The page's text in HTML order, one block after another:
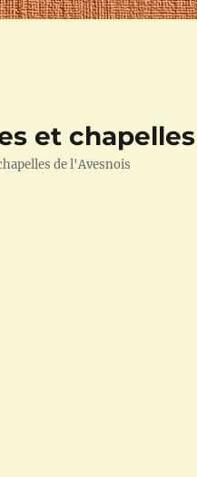
et
de l'Avesnois